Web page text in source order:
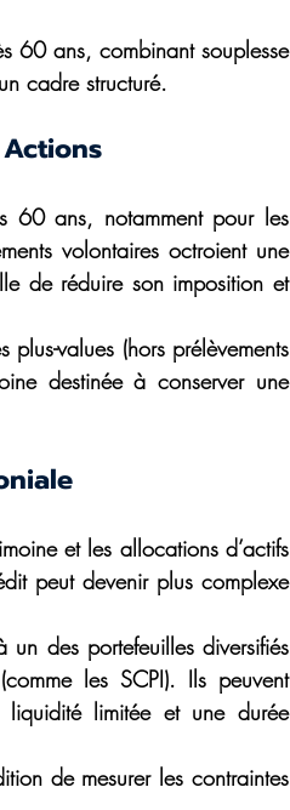
60 ans, combinant souplesse
cadre structuré.
60 ans, notamment pour les
volontaires octroient une
de réduire son imposition et
values (hors prélèvements
destinée à conserver une
et les allocations d’actifs
peut devenir plus complexe
un des portefeuilles diversifiés
les SCPI). Ils peuvent
liquidité limitée et une durée
de mesurer les contraintes